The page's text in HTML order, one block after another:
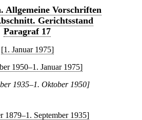
Allgemeine Vorschriften
Gerichtsstand
Paragraf 17
[1. Januar 1975]
1950–1. Januar 1975]
1935–1. Oktober 1950]
1879–1. September 1935]